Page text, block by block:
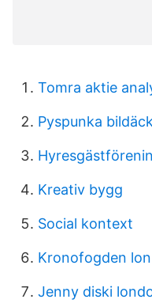
Tomra aktie
Pyspunka
Kreativ bygg
Social kontext
Kronofogden lon
Jenny diski